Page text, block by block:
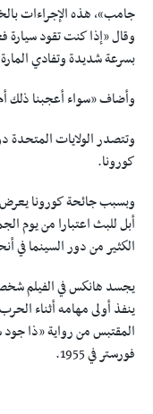
جامب“، هذه الإجراءات
وقال ”إذا كنت تقود سيارة
بسرعة شديدة وتفادي
وأضاف ”سواء أعجبنا ذلك
وتتصدر الولايات المتحدة
كورونا.
وبسبب جائحة كورونا
أبل للبث اعتبارا من يوم
الكثير من دور السينما في
يجسد هانكس في الفيلم
ينفذ أولى مهامه أثناء
المقتبس من رواية ”ذا جود
فورستر في 1955.